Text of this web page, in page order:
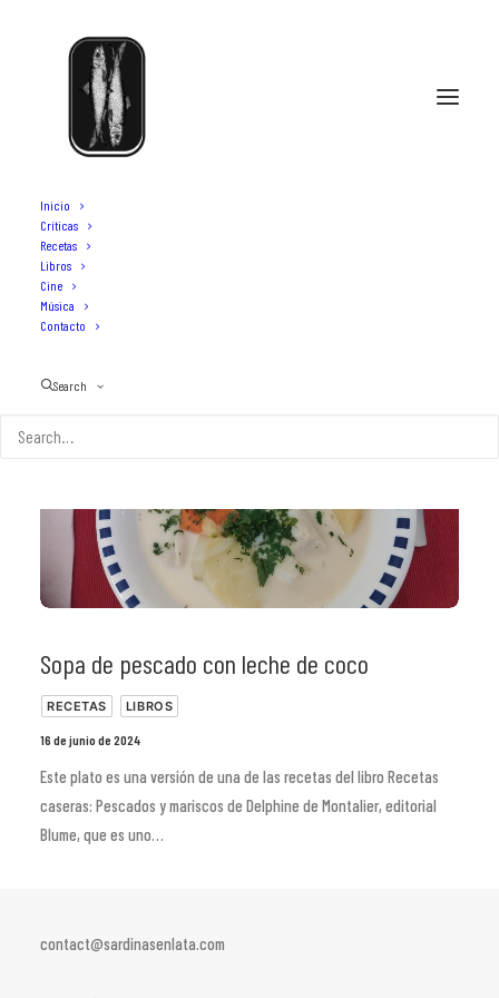
Inicio
Críticas
Recetas
Libros
Cine
Música
Contacto
Search
receta de pescado
Sopa de pescado con leche de coco
RECETAS LIBROS
16 de junio de 2024
Este plato es una versión de una de las recetas del libro Recetas
caseras: Pescados y mariscos de Delphine de Montalier, editorial
Blume, que es uno…
contact@sardinasenlata.com